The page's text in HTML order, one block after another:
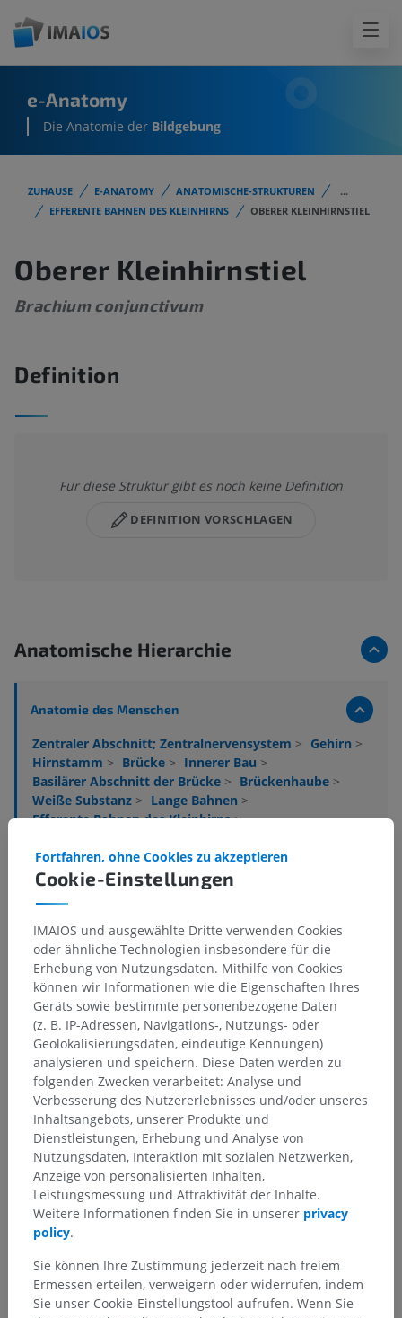
e-Anatomy
Die Anatomie der Bildgebung
ZUHAUSE E-ANATOMY ANATOMISCHE-STRUKTUREN
...
EFFERENTE BAHNEN DES KLEINHIRNS
OBERER KLEINHIRNSTIEL
Oberer Kleinhirnstiel
Brachium conjunctivum
Definition
Für diese Struktur gibt es noch keine Definition
DEFINITION VORSCHLAGEN
Anatomische Hierarchie
Anatomie des Menschen
Zentraler Abschnitt; Zentralnervensystem > Gehirn >
Hirnstamm > Brücke > Innerer Bau >
Basilärer Abschnitt der Brücke > Brückenhaube >
Weiße Substanz > Lange Bahnen >
Efferente Bahnen des Kleinhirns>
Darunterliegende Strukturen:
Übersetzungen
Sie haben einen Fehler gefunden?
Sie können gerne eine Berichtigung, Übersetzung oder
inhaltliche Verbesserung vorschlagen.
Ein Problem melden
Cookie-Einstellungen
Fortfahren, ohne Cookies zu akzeptieren
IMAIOS und ausgewählte Dritte verwenden Cookies
oder ähnliche Technologien insbesondere für die
Erhebung von Nutzungsdaten. Mithilfe von Cookies
können wir Informationen wie die Eigenschaften Ihres
Geräts sowie bestimmte personenbezogene Daten
(z. B. IP-Adressen, Navigations-, Nutzungs- oder
Geolokalisierungsdaten, eindeutige Kennungen)
analysieren und speichern. Diese Daten werden zu
folgenden Zwecken verarbeitet: Analyse und
Verbesserung des Nutzererlebnisses und/oder unseres
Inhaltsangebots, unserer Produkte und
Dienstleistungen, Erhebung und Analyse von
Nutzungsdaten, Interaktion mit sozialen Netzwerken,
Anzeige von personalisierten Inhalten,
Leistungsmessung und Attraktivität der Inhalte.
Weitere Informationen finden Sie in unserer privacy
policy.
Sie können Ihre Zustimmung jederzeit nach freiem
Ermessen erteilen, verweigern oder widerrufen, indem
Sie unser Cookie-Einstellungstool aufrufen. Wenn Sie